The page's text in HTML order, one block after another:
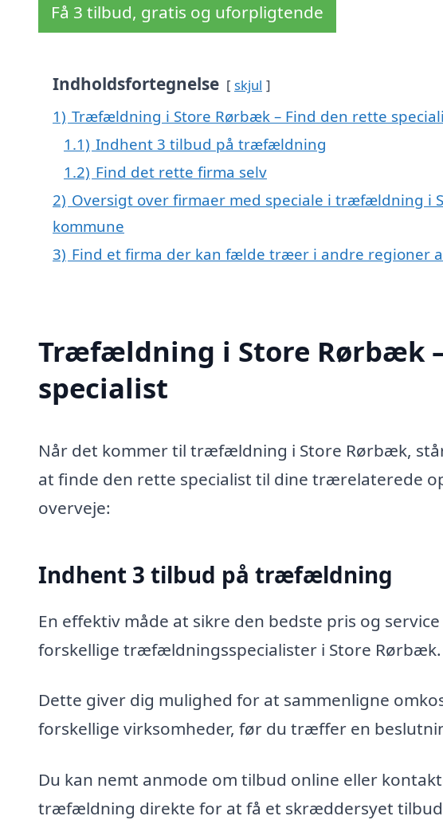
Få 3 tilbud, gratis og uforpligtende
Indholdsfortegnelse skjul
1) Træfældning i Store Rørbæk – Find den rette
1.1) Indhent 3 tilbud på træfældning
1.2) Find det rette firma selv
2) Oversigt over firmaer med speciale i træfældning i
kommune
3) Find et firma der kan fælde træer i andre regioner
Træfældning i Store Rørbæk
specialist
Når det kommer til træfældning i Store Rørbæk,
at finde den rette specialist til dine trærelaterede
overveje:
Indhent 3 tilbud på træfældning
En effektiv måde at sikre den bedste pris og
forskellige træfældningsspecialister i Store Rørbæk.
Dette giver dig mulighed for at sammenligne
forskellige virksomheder, før du træffer en
Du kan nemt anmode om tilbud online eller
træfældning direkte for at få et skræddersyet